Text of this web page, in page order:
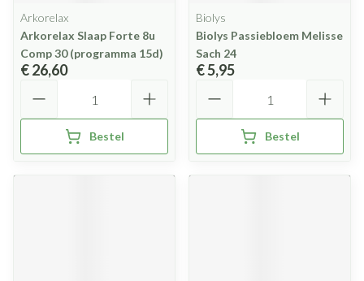
Arkorelax
Arkorelax Slaap Forte 8u
Comp 30 (programma 15d)
€ 26,60
Bestel
Biolys
Biolys Passiebloem Melisse
Sach 24
€ 5,95
Bestel